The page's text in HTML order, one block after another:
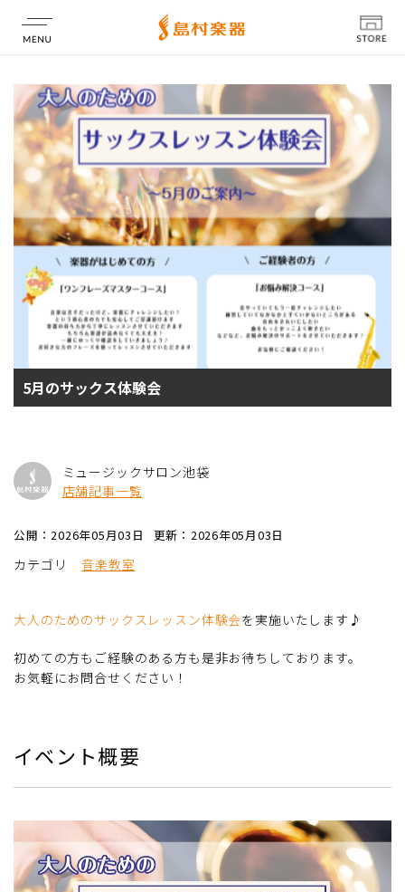
店舗情報
5月のサックス体験会
ミュージックサロン池袋
店舗記事一覧
公開：2026年05月03日 更新：2026年05月03日
カテゴリ 音楽教室
大人のためのサックスレッスン体験会を実施いたします♪
初めての方もご経験のある方も是非お待ちしております。
お気軽にお問合せください！
イベント概要